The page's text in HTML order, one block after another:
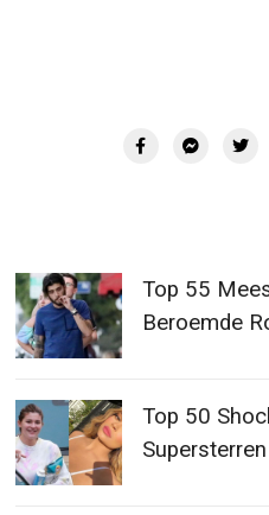
Top 55
Beroemde
Top 50